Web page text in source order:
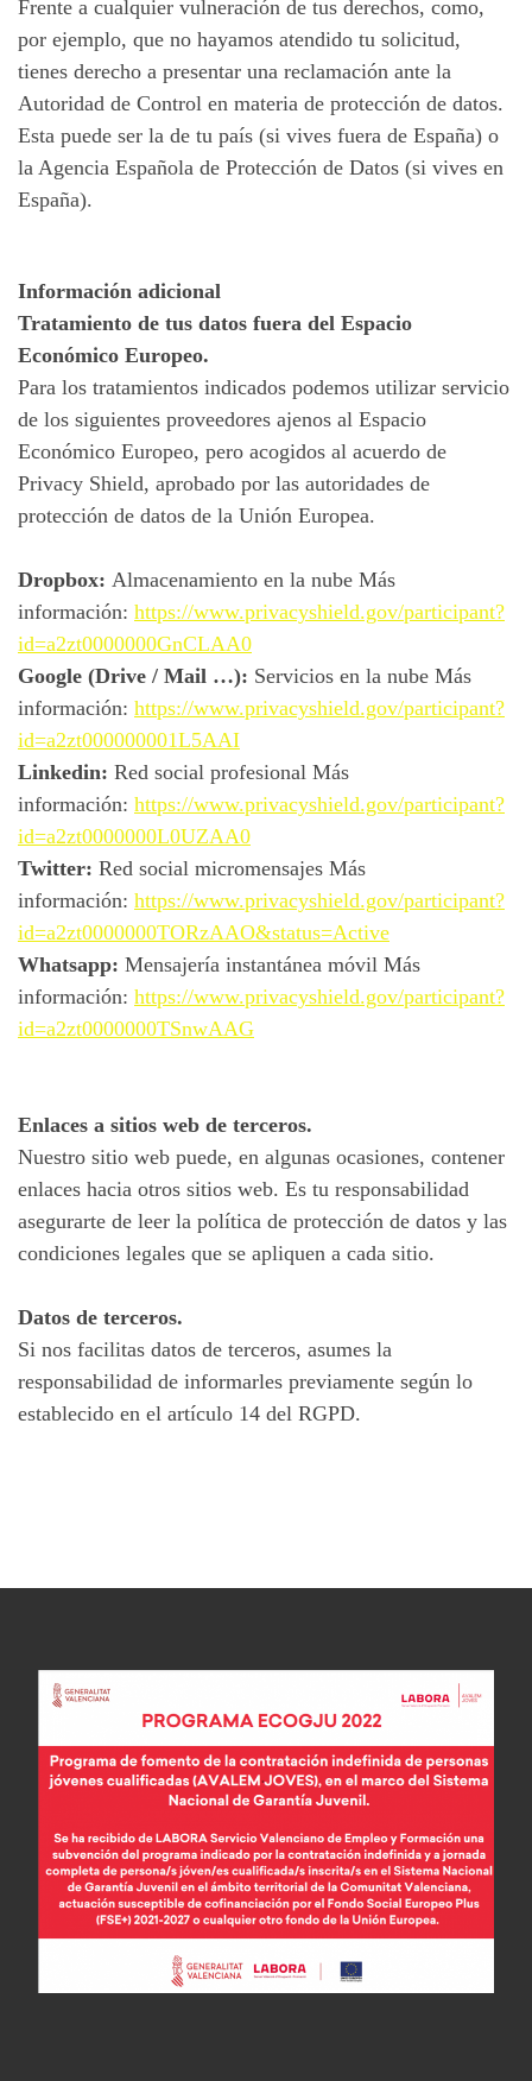
Frente a cualquier vulneración de tus derechos, como,
por ejemplo, que no hayamos atendido tu solicitud,
tienes derecho a presentar una reclamación ante la
Autoridad de Control en materia de protección de datos.
Esta puede ser la de tu país (si vives fuera de España) o
la Agencia Española de Protección de Datos (si vives en
España).
Información adicional
Tratamiento de tus datos fuera del Espacio
Económico Europeo.
Para los tratamientos indicados podemos utilizar servicio
de los siguientes proveedores ajenos al Espacio
Económico Europeo, pero acogidos al acuerdo de
Privacy Shield, aprobado por las autoridades de
protección de datos de la Unión Europea.
Dropbox: Almacenamiento en la nube Más
información: https://www.privacyshield.gov/participant?
id=a2zt0000000GnCLAA0
Google (Drive / Mail …): Servicios en la nube Más
información: https://www.privacyshield.gov/participant?
id=a2zt000000001L5AAI
Linkedin: Red social profesional Más
información: https://www.privacyshield.gov/participant?
id=a2zt0000000L0UZAA0
Twitter: Red social micromensajes Más
información: https://www.privacyshield.gov/participant?
id=a2zt0000000TORzAAO&status=Active
Whatsapp: Mensajería instantánea móvil Más
información: https://www.privacyshield.gov/participant?
id=a2zt0000000TSnwAAG
Enlaces a sitios web de terceros.
Nuestro sitio web puede, en algunas ocasiones, contener
enlaces hacia otros sitios web. Es tu responsabilidad
asegurarte de leer la política de protección de datos y las
condiciones legales que se apliquen a cada sitio.
Datos de terceros.
Si nos facilitas datos de terceros, asumes la
responsabilidad de informarles previamente según lo
establecido en el artículo 14 del RGPD.